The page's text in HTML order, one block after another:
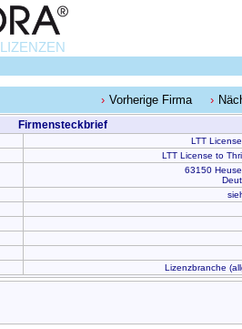
LIZENZEN
Vorherige Firma
Firmensteckbrief
LTT
LTT License to
63150
Lizenzbranche